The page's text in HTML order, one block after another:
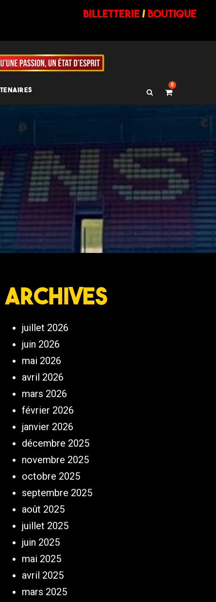
billetterie/ BOUTIQUE
0
Archives
juillet 2026
juin 2026
mai 2026
avril 2026
mars 2026
février 2026
janvier 2026
décembre 2025
novembre 2025
octobre 2025
septembre 2025
août 2025
juillet 2025
juin 2025
mai 2025
avril 2025
mars 2025